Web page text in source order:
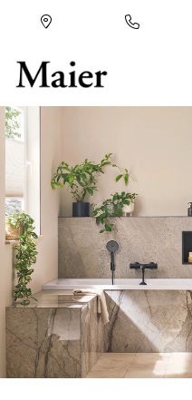
Direkt
zum
Inhalt